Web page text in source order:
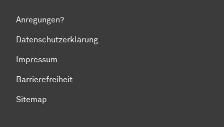
Anregungen?
Datenschutzerklärung
Impressum
Barrierefreiheit
Sitemap